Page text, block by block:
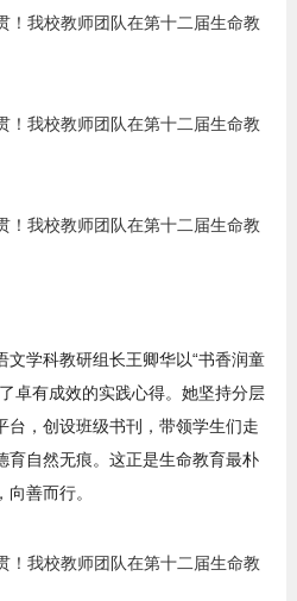
文学科教研组长王卿华以“书香润童
卓有成效的实践心得。她坚持分层
台，创设班级书刊，带领学生们走
育自然无痕。这正是生命教育最朴
善而行。